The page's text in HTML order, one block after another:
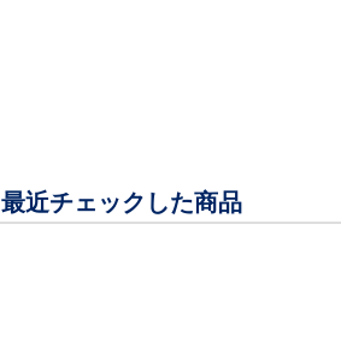
最近チェックした商品